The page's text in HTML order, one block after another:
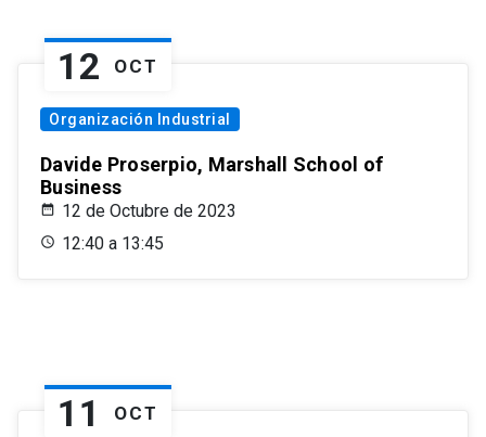
12 OCT
Organización Industrial
Davide Proserpio, Marshall School of
Business
12 de Octubre de 2023
12:40 a 13:45
11 OCT